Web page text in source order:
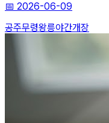
📅 2026-06-09
공주무령왕릉야간개장